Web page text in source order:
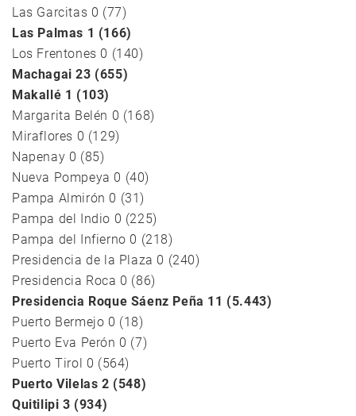
Las Garcitas 0 (77)
Las Palmas 1 (166)
Los Frentones 0 (140)
Machagai 23 (655)
Makallé 1 (103)
Margarita Belén 0 (168)
Miraflores 0 (129)
Napenay 0 (85)
Nueva Pompeya 0 (40)
Pampa Almirón 0 (31)
Pampa del Indio 0 (225)
Pampa del Infierno 0 (218)
Presidencia de la Plaza 0 (240)
Presidencia Roca 0 (86)
Presidencia Roque Sáenz Peña 11 (5.443)
Puerto Bermejo 0 (18)
Puerto Eva Perón 0 (7)
Puerto Tirol 0 (564)
Puerto Vilelas 2 (548)
Quitilipi 3 (934)